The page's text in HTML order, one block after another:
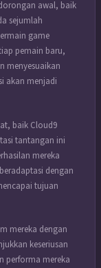
awal, baik
sejumlah
game
pemain baru,
menyesuaikan
akan menjadi
baik Cloud9
tantangan ini
mereka
dengan
tujuan
mereka dengan
keseriusan
performa mereka